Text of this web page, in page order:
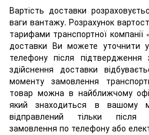
Вартість доставки
ваги вантажу. Розрахунок
тарифами транспортної
доставки Ви можете уточнити
телефону після
здійснення доставки
моменту замовлення
товар можна в найближчому
який знаходиться в вашому
відправлений тільки після
замовлення по телефону або